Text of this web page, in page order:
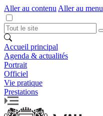
Aller au contenu Aller au menu
Accueil principal
Agenda & actualités
Portrait
Officiel
Vie pratique
Prestations